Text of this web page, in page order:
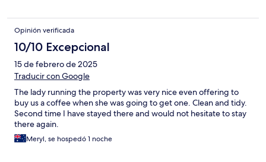
Opinión verificada
10/10 Excepcional
15 de febrero de 2025
Traducir con Google
The lady running the property was very nice even offering to
buy us a coffee when she was going to get one. Clean and tidy.
Second time I have stayed there and would not hesitate to stay
there again.
Meryl, se hospedó 1 noche